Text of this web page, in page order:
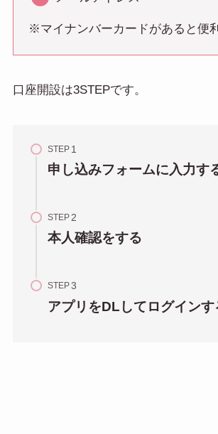
※マイナンバーカードがあると便
口座開設は3STEPです。
STEP
申し込みフォームに入力す
STEP
本人確認をする
STEP
アプリをDLしてログインす